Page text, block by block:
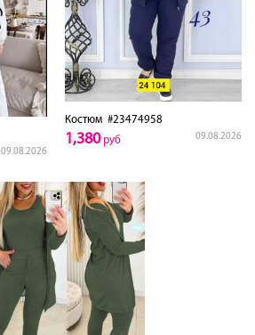
09.08.2026
Костюм #23474958
09.08.2026
1,380руб